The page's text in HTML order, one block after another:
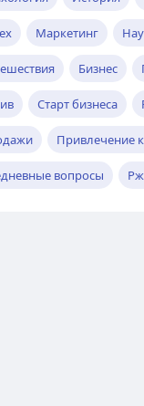
Маркетинг
Бизнес
Старт бизнеса
Привлечение
вопросы